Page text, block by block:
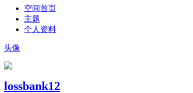
空间首页
主题
个人资料
头像
lossbank12